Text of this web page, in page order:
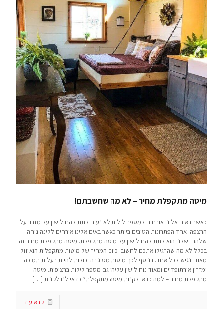
מיטה מתקפלת מחיר – לא מה שחשבתם!
כאשר באים אלינו אורחים למספר לילות לא נעים לתת להם לישון על מזרון על
הרצפה. אחד הפתרונות הטובים ביותר כאשר באים אלינו אורחים ללינה נוחה
שלהם ושלנו הוא לתת להם לישון על מיטה מתקפלת. מיטה מתקפלת מחיר זה
בכלל לא מה שהרגילו אתכם לחשוב! כיום המחיר של מיטות מתקפלות הוא זול
מאוד ונגיש לכל אחד. בנוסף לכך מיטות מסוג זה יכולות להיות בעלות תמיכה
ומזרון אורתופדיים ומאוד נוח לישון עליהן גם מספר לילות ברציפות. מיטה
מתקפלת מחיר – למה כדאי לקנות מיטה מתקפלת? כדאי לנו לקנות […]
קרא עוד